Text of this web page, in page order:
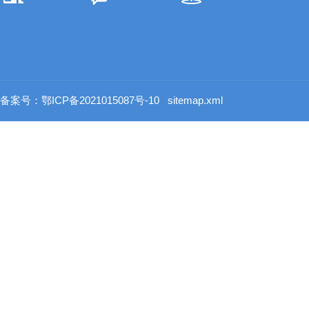
备案号：鄂ICP备2021015087号-10 sitemap.xml